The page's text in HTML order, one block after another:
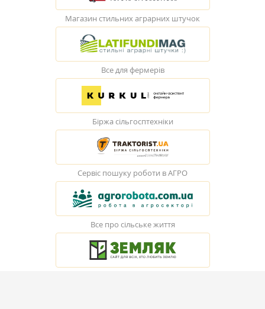
Магазин стильних аграрних штучок
Все для фермерів
Біржа сільгосптехніки
Сервіс пошуку роботи в АГРО
Все про сільське життя